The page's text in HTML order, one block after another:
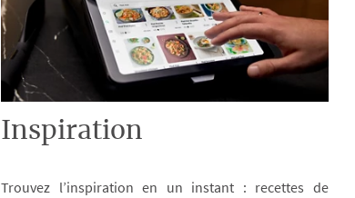
Inspiration
Trouvez l’inspiration en un instant : recettes de